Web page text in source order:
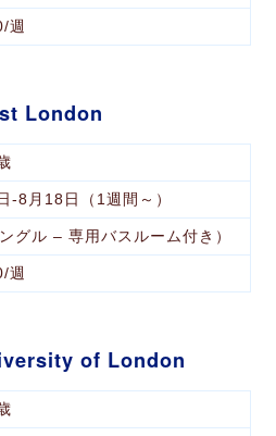
週
London
-8月18日（1週間～）
グル – 専用バスルーム付き）
週
of London